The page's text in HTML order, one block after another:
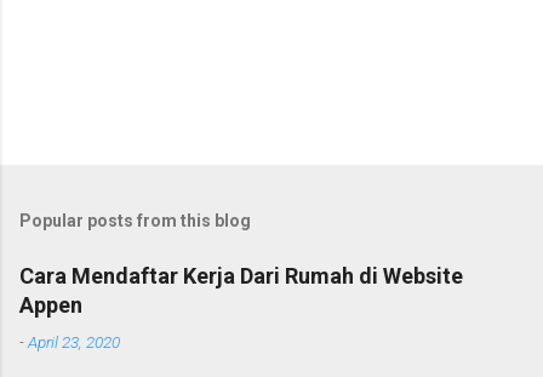
Popular posts from this blog
Cara Mendaftar Kerja Dari Rumah di Website
Appen
-April 23, 2020